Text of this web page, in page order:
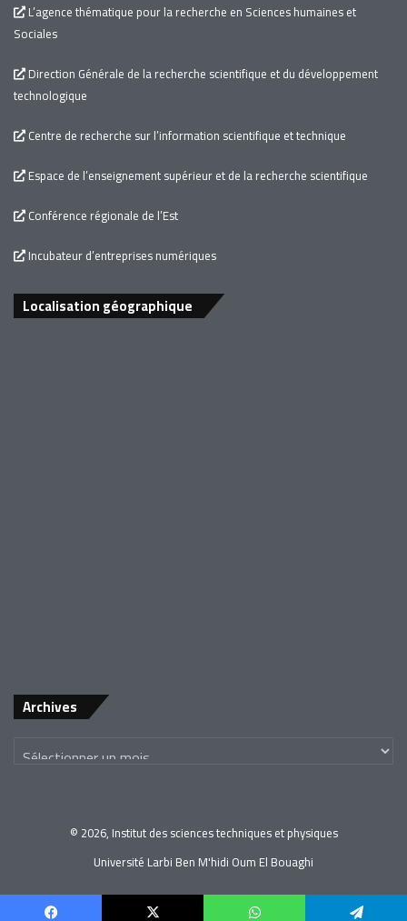
L’agence thématique pour la recherche en Sciences humaines et
Sociales
Direction Générale de la recherche scientifique et du développement
technologique
Centre de recherche sur l’information scientifique et technique
Espace de l’enseignement supérieur et de la recherche scientifique
Conférence régionale de l’Est
Incubateur d’entreprises numériques
Localisation géographique
Archives
© 2026, Institut des sciences techniques et physiques
Université Larbi Ben M'hidi Oum El Bouaghi